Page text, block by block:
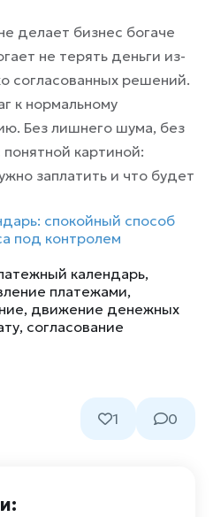
делает бизнес богаче
не терять деньги из-
согласованных решений.
к нормальному
Без лишнего шума, без
картиной:
заплатить и что будет
спокойный способ
под контролем
календарь,
платежами,
, движение денежных
, согласование
1 0